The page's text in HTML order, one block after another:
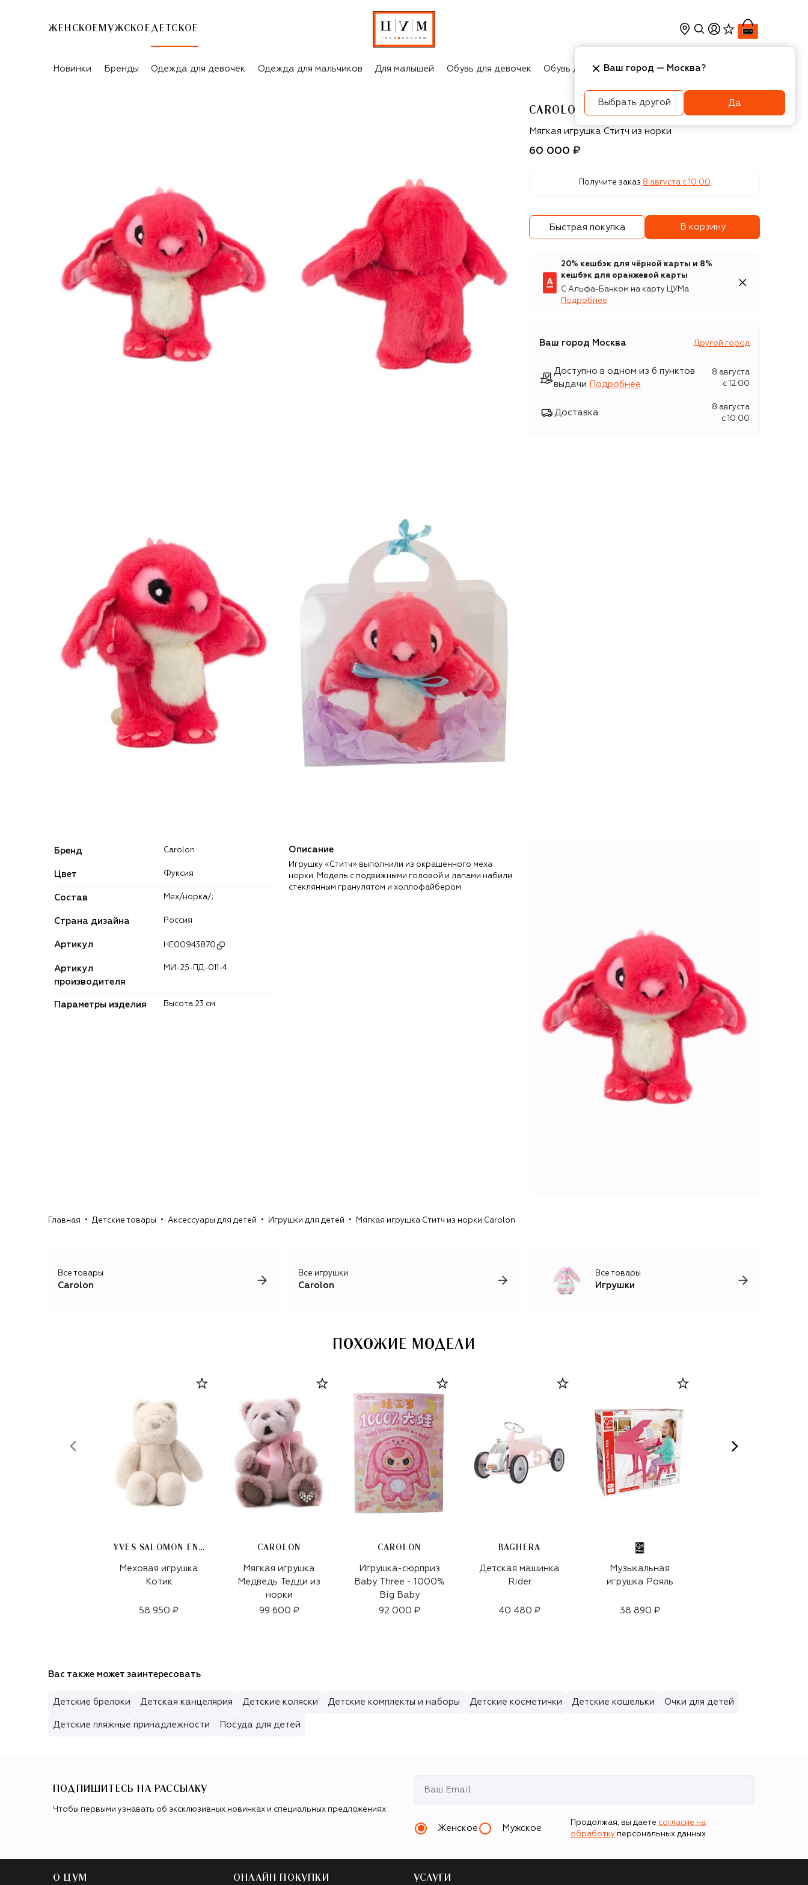
ЖЕНСКОЕ МУЖСКОЕ ДЕТСКОЕ
Новинки Бренды Одежда для девочек Одежда для мальчиков Для малышей Обувь для девочек Обувь для мальчиков Игрушки Аксесcуары
CAROLON
Carolon
Мягкая игрушка Ститч из норки
60 000 ₽
Получите заказ 8 августа c 10:00
Быстрая покупка В корзину
20% кешбэк для чёрной карты и 8%
кешбэк для оранжевой карты
С Альфа-Банком на карту ЦУМа
Подробнее
Ваш город Москва Другой город
Доступно в одном из 6 пунктов
выдачи
Подробнее
8 августа
c 12:00
Доставка
8 августа
c 10:00
Бренд Carolon
Цвет Фуксия
Состав Мех/норка/;
Страна дизайна Россия
Артикул HE00943870
Артикул
производителя
МИ-25-ПД-011-4
Параметры изделия Высота 23 см.
Описание
Игрушку «Ститч» выполнили из окрашенного меха
норки. Модель с подвижными головой и лапами набили
стеклянным гранулятом и холлофайбером.
Главная Детские товары Аксессуары для детей Игрушки для детей Мягкая игрушка Ститч из норки Carolon
Все товары
Carolon
Все игрушки
Carolon
Все товары
Игрушки
ПОХОЖИЕ МОДЕЛИ
YVES SALOMON ENFANT
Меховая игрушка
Котик
58 950 ₽
CAROLON
Мягкая игрушка
Медведь Тедди из
норки
99 600 ₽
CAROLON
Игрушка-сюрприз
Baby Three - 1000%
Big Baby
92 000 ₽
BAGHERA
Детская машинка
Rider
40 480 ₽
Музыкальная
игрушка Рояль
38 890 ₽
Вас также может заинтересовать
Детские брелоки Детская канцелярия Детские коляски Детские комплекты и наборы Детские косметички Детские кошельки Очки для детей
Детские пляжные принадлежности Посуда для детей
ПОДПИШИТЕСЬ НА РАССЫЛКУ
Чтобы первыми узнавать об эксклюзивных новинках и специальных предложениях
Женское Мужское
Продолжая, вы даете согласие на
обработку персональных данных
О ЦУМ ОНЛАЙН ПОКУПКИ УСЛУГИ
Ваш город — Москва?
Выбрать другой Да